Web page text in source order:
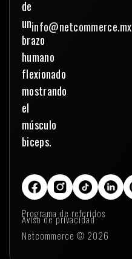
info@netcommerce.mx
Programa de referidos
Aviso de privacidad
Netcommerce © 2026